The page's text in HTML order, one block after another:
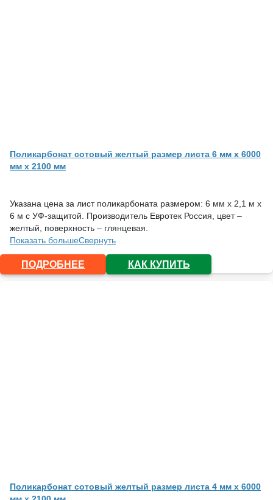
Поликарбонат сотовый желтый размер листа 6 мм x 6000
мм x 2100 мм
Указана цена за лист поликарбоната размером: 6 мм х 2,1 м х
6 м с УФ-защитой. Производитель Евротек Россия, цвет –
желтый, поверхность – глянцевая.
Показать большеСвернуть
ПОДРОБНЕЕ КАК КУПИТЬ
Поликарбонат сотовый желтый размер листа 4 мм x 6000